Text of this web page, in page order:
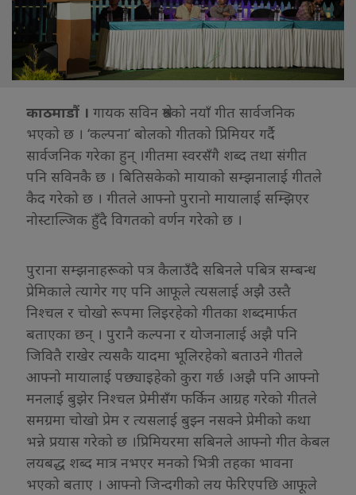
काठमाडौं । गायक सविन श्रेष्ठको नयाँ गीत सार्वजनिक
भएको छ । ‘कल्पना’ बोलको गीतकाे प्रिमियर गर्दै
सार्वजनिक गरेका हुन् ।गीतमा स्वरसँगै शब्द तथा संगीत
पनि सविनकै छ । बितिसकेको मायाको सम्झनालाई गीतले
कैद गरेको छ । गीतले आफ्नो पुरानो मायालाई सम्झिएर
नोस्टाल्जिक हुँदै विगतको वर्णन गरेको छ ।
पुराना सम्झनाहरूको पत्र कैलाउँदै सबिनले पबित्र सम्बन्ध
प्रेमिकाले त्यागेर गए पनि आफूले त्यसलाई अझै उस्तै
निश्चल र चोखो रूपमा लिइरहेको गीतका शब्दमार्फत
बताएका छन् । पुरानै कल्पना र योजनालाई अझै पनि
जिवितै राखेर त्यसकै यादमा भूलिरहेको बताउने गीतले
आफ्नो मायालाई पछ्याइहेको कुरा गर्छ ।अझै पनि आफ्नो
मनलाई बुझेर निश्चल प्रेमीसँग फर्किन आग्रह गरेको गीतले
समग्रमा चोखो प्रेम र त्यसलाई बुझ्न नसक्ने प्रेमीको कथा
भन्ने प्रयास गरेको छ ।प्रिमियरमा सबिनले आफ्नो गीत केबल
लयबद्ध शब्द मात्र नभएर मनको भित्री तहका भावना
भएको बताए । आफ्नो जिन्दगीको लय फेरिएपछि आफूले